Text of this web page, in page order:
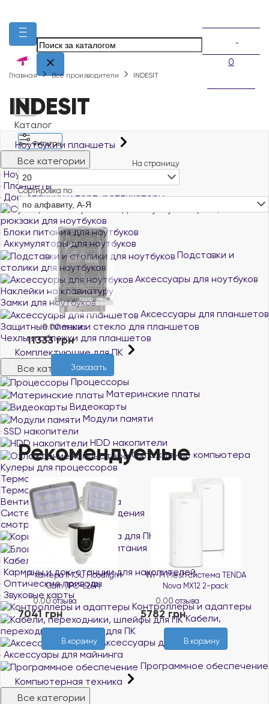
0
Каталог
Ноутбуки и планшеты
Все категории
Ноутбуки и ультрабуки
Планшеты
Док-станции и порт-репликаторы
рюкзаки для ноутбуков
Блоки питания для ноутбуков
Аккумуляторы для ноутбуков
Подставки и
столики для ноутбуков
Аксессуары для ноутбуков
Наклейки на клавиатуру
Замки для ноутбуков
Аксессуары для планшетов
Защитные пленки и стекло для планшетов
Чехлы и обложки для планшетов
Комплектующие для ПК
Все категории
Процессоры
Материнские платы
Видеокарты
Модули памяти
SSD накопители
HDD накопители
Охлаждение компьютера
Кулеры для процессоров
Термопасты
Термопрокладки
Вентиляторы для корпуса
Системы водяного охлаждения
смотреть все
Корпуса для ПК
Блоки питания
Кабели питания
Карманы и док-станции для накопителей
Оптические приводы
Звуковые карты
Контроллеры и адаптеры
Кабели,
переходники, шлейфы для ПК
Аксессуары для ПК
Аксессуары для майнинга
Программное обеспечение
Компьютерная техника
Все категории
Главная Все производители INDESIT
INDESIT
Фильтры
На страницу
20
Сортировка по
по алфавиту, А-Я
0.00 отзыва
11333 грн
Заказать
Рекомендуемые
IMOU Floodlight
(IPC-L26P)
В наличии
В корзину
Wi-Fi Mesh система TENDA
Nova MX12 2-pack
0 отзыва В наличии
5782 грн
В корзину
Wi-Fi Mesh
3304 грн